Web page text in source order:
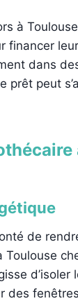
à
financer
dans
prêt peut
de
d’isoler
des